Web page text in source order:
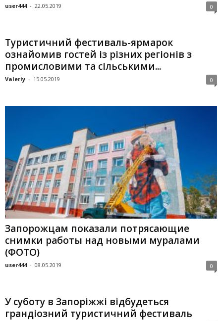
user444 - 22.05.2019 0
Туристичний фестиваль-ярмарок
ознайомив гостей із різних регіонів з
промисловими та сільськими...
Valeriy - 15.05.2019 0
Запорожцам показали потрясающие
снимки работы над новыми муралами
(ФОТО)
user444 - 08.05.2019 0
У суботу в Запоріжжі відбудеться
грандіозний туристичний фестиваль